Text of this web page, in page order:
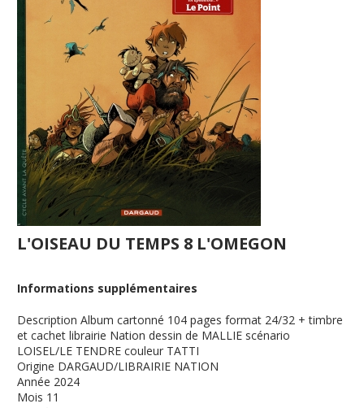
L'OISEAU DU TEMPS 8 L'OMEGON
Informations supplémentaires
Description Album cartonné 104 pages format 24/32 + timbre
et cachet librairie Nation dessin de MALLIE scénario
LOISEL/LE TENDRE couleur TATTI
Origine DARGAUD/LIBRAIRIE NATION
Année 2024
Mois 11